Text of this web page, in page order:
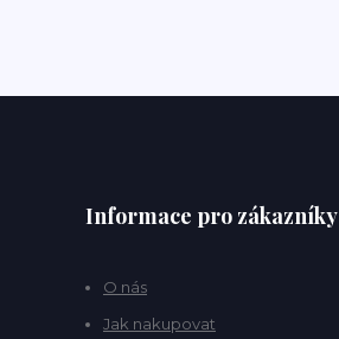
Informace pro zákazníky
O nás
Jak nakupovat